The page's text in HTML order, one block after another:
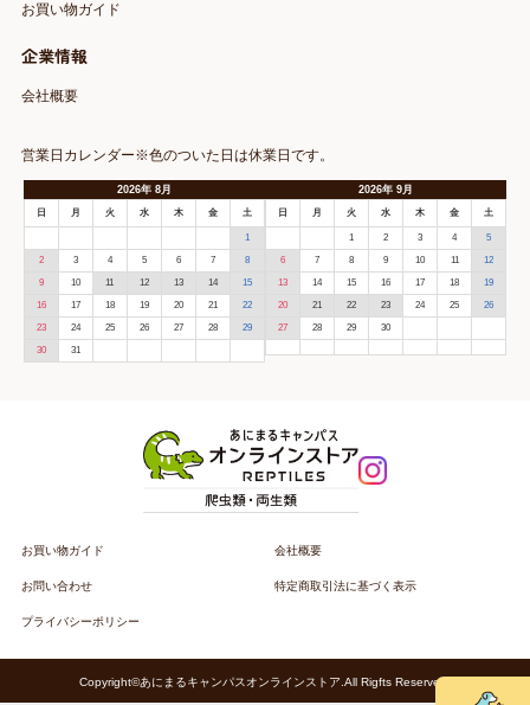
お買い物ガイド
企業情報
会社概要
営業日カレンダー※色のついた日は休業日です。
2026年 8月
日 月 火 水 木 金 土
1
2 3 4 5 6 7 8
9 10 11 12 13 14 15
16 17 18 19 20 21 22
23 24 25 26 27 28 29
30 31
2026年9月
日 月 火 水 木 金 土
1 2 3 4 5
6 7 8 9 10 11 12
13 14 15 16 17 18 19
20 21 22 23 24 25 26
27 28 29 30
お買い物ガイド 会社概要
お問い合わせ 特定商取引法に基づく表示
プライバシーポリシー
Copyright©あにまるキャンパスオンラインストア.All Rigfts Reserved.